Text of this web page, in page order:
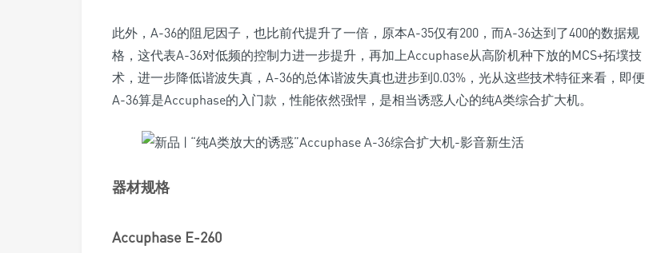
此外，A-36的阻尼因子，也比前代提升了一倍，原本A-35仅有200，而A-36达到了400的数据规
格，这代表A-36对低频的控制力进一步提升，再加上Accuphase从高阶机种下放的MCS+拓墣技
术，进一步降低谐波失真，A-36的总体谐波失真也进步到0.03%，光从这些技术特征来看，即便
A-36算是Accuphase的入门款，性能依然强悍，是相当诱惑人心的纯A类综合扩大机。
器材规格
Accuphase E-260